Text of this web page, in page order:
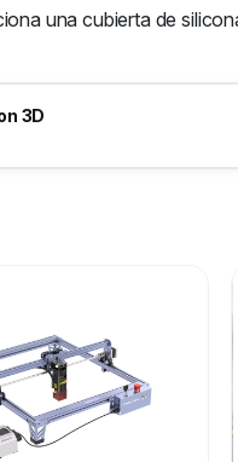
una cubierta de
3D